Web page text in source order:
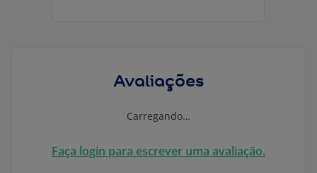
Avaliações
Carregando…
Faça login para escrever uma avaliação.